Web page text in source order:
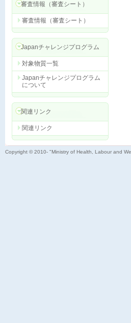
審査情報（審査シート）
審査情報（審査シート）
Japanチャレンジプログラム
対象物質一覧
Japanチャレンジプログラム
について
関連リンク
関連リンク
Copyright © 2010- "Ministry of Health, Labour and